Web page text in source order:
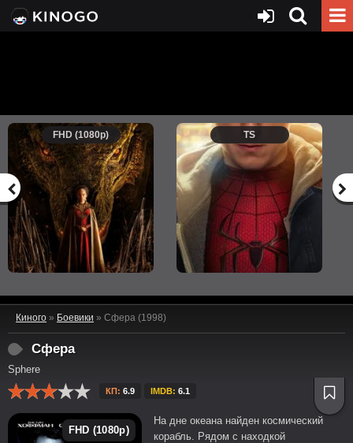
FHD (1080p) TS
Киного » Боевики » Сфера (1998)
Сфера
Sphere
КП: 6.9 IMDB: 6.1
FHD (1080p)
На дне океана найден космический
корабль. Рядом с находкой